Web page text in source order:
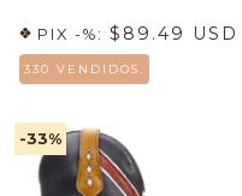
PIX -%: $89.49 USD
330 VENDIDOS.
-33%